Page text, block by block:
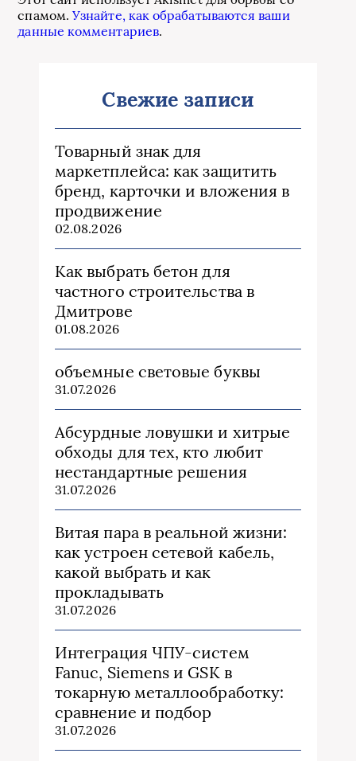
спамом.Узнайте, как обрабатываются ваши
данные комментариев.
Свежие записи
Товарный знак для
маркетплейса: как защитить
бренд, карточки и вложения в
продвижение
02.08.2026
Как выбрать бетон для
частного строительства в
Дмитрове
01.08.2026
объемные световые буквы
31.07.2026
Абсурдные ловушки и хитрые
обходы для тех, кто любит
нестандартные решения
31.07.2026
Витая пара в реальной жизни:
как устроен сетевой кабель,
какой выбрать и как
прокладывать
31.07.2026
Интеграция ЧПУ-систем
Fanuc, Siemens и GSK в
токарную металлообработку:
сравнение и подбор
31.07.2026